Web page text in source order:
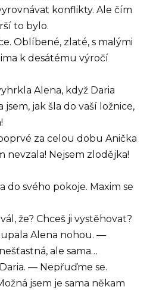
konflikty. Ale čím
to bylo.
Oblíbené, zlaté, s malými
k desátému výročí
Alena, když Daria
jak šla do vaší ložnice,
za celou dobu Anička
nevzala! Nejsem zlodějka!
do svého pokoje. Maxim se
že? Chceš ji vystěhovat?
Alena nohou. —
ale sama…
— Nepřuďme se.
jsem je sama někam